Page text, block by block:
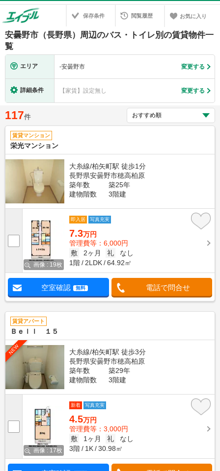
保存条件 閲覧履歴 お気に入り
安曇野市（長野県）周辺のバス・トイレ別の賃貸物件一
覧
エリア -安曇野市 変更する
詳細条件 【家賃】設定無し 変更する
117件
賃貸マンション
栄光マンション
大糸線/柏矢町駅 徒歩1分
長野県安曇野市穂高柏原
築年数
築25年
建物階数
3階建
画像 : 19枚
即入居 写真充実
7.3万円
管理費等：6,000円
敷
2ヶ月 礼
なし
1階
2LDK 64.92㎡
空室確認 無料 電話で問合せ
賃貸アパート
Ｂｅｌｌ １５
NEW
大糸線/柏矢町駅 徒歩3分
長野県安曇野市穂高柏原
築年数
築29年
建物階数
3階建
画像 : 17枚
新着 写真充実
4.5万円
管理費等：3,000円
敷
1ヶ月 礼
なし
3階
1K 30.98㎡